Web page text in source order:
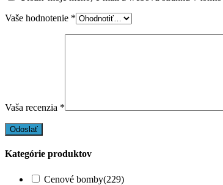
Vaše hodnotenie *
Vaša recenzia *
Kategórie produktov
Cenové bomby(229)